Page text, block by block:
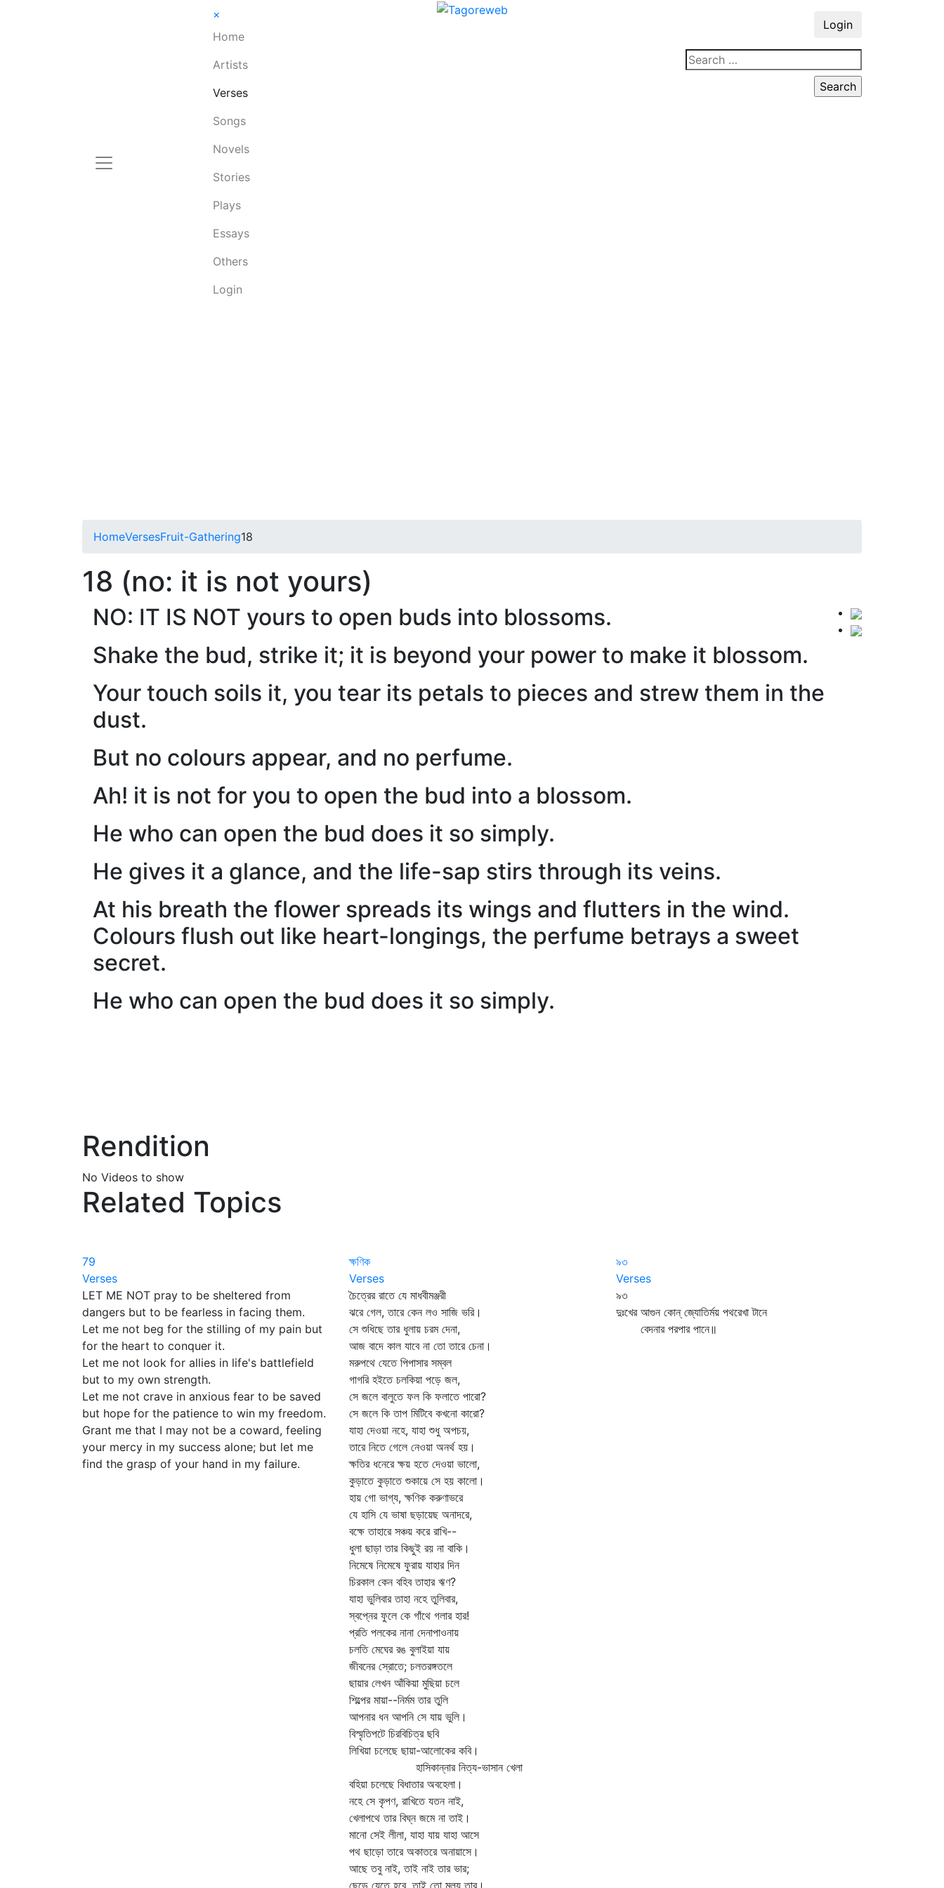
×
Home
Artists
Verses
Songs
Novels
Stories
Plays
Essays
Others
Login
Login
HomeVersesFruit-Gathering18
18 (no: it is not yours)
NO: IT IS NOT yours to open buds into blossoms.
Shake the bud, strike it; it is beyond your power to make it blossom.
Your touch soils it, you tear its petals to pieces and strew them in the
dust.
But no colours appear, and no perfume.
Ah! it is not for you to open the bud into a blossom.
He who can open the bud does it so simply.
He gives it a glance, and the life-sap stirs through its veins.
At his breath the flower spreads its wings and flutters in the wind.
Colours flush out like heart-longings, the perfume betrays a sweet
secret.
He who can open the bud does it so simply.
Rendition
No Videos to show
Related Topics
79
Verses
LET ME NOT pray to be sheltered from
dangers but to be fearless in facing them.
Let me not beg for the stilling of my pain but
for the heart to conquer it.
Let me not look for allies in life's battlefield
but to my own strength.
Let me not crave in anxious fear to be saved
but hope for the patience to win my freedom.
Grant me that I may not be a coward, feeling
your mercy in my success alone; but let me
find the grasp of your hand in my failure.
ক্ষণিক
Verses
চৈত্রের রাতে যে মাধবীমঞ্জরী
ঝরে গেল, তারে কেন লও সাজি ভরি।
সে শুধিছে তার ধুলায় চরম দেনা,
আজ বাদে কাল যাবে না তো তারে চেনা।
মরুপথে যেতে পিপাসার সম্বল
গাগরি হইতে চলকিয়া পড়ে জল,
সে জলে বালুতে ফল কি ফলাতে পারো?
সে জলে কি তাপ মিটিবে কখনো কারো?
যাহা দেওয়া নহে, যাহা শুধু অপচয়,
তারে নিতে গেলে নেওয়া অনর্থ হয়।
ক্ষতির ধনেরে ক্ষয় হতে দেওয়া ভালো,
কুড়াতে কুড়াতে শুকায়ে সে হয় কালো।
হায় গো ভাগ্য, ক্ষণিক করুণাভরে
যে হাসি যে ভাষা ছড়ায়েছ অনাদরে,
বক্ষে তাহারে সঞ্চয় করে রাখি--
ধুলা ছাড়া তার কিছুই রয় না বাকি।
নিমেষে নিমেষে ফুরায় যাহার দিন
চিরকাল কেন বহিব তাহার ঋণ?
যাহা ভুলিবার তাহা নহে তুলিবার,
স্বপ্নের ফুলে কে গাঁথে গলার হার!
প্রতি পলকের নানা দেনাপাওনায়
চলতি মেঘের রঙ বুলাইয়া যায়
জীবনের স্রোতে; চলতরঙ্গতলে
ছায়ার লেখন আঁকিয়া মুছিয়া চলে
শিল্পের মায়া--নির্মম তার তুলি
আপনার ধন আপনি সে যায় ভুলি।
বিস্মৃতিপটে চিরবিচিত্র ছবি
লিখিয়া চলেছে ছায়া-আলোকের কবি।
হাসিকান্নার নিত্য-ভাসান খেলা
বহিয়া চলেছে বিধাতার অবহেলা।
নহে সে কৃপণ, রাখিতে যতন নাই,
খেলাপথে তার বিঘ্ন জমে না তাই।
মানো সেই লীলা, যাহা যায় যাহা আসে
পথ ছাড়ো তারে অকাতরে অনায়াসে।
আছে তবু নাই, তাই নাই তার ভার;
ছেড়ে যেতে হবে, তাই তো মূল্য তার।
৯৩
Verses
৯৩
দুঃখের আগুন কোন্‌ জ্যোতির্ময় পথরেখা টানে
বেদনার পরপার পানে॥